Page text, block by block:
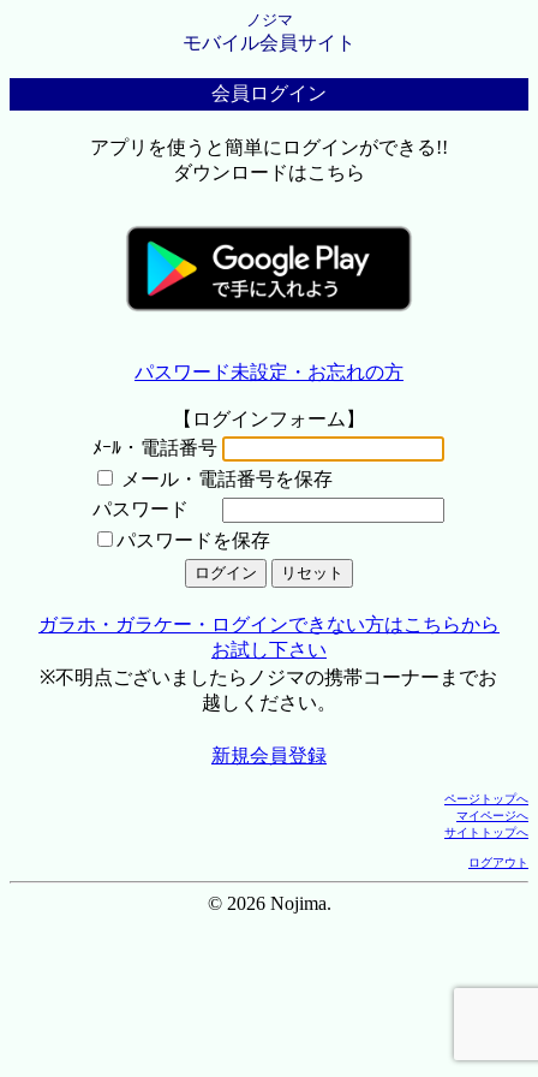
ノジマ
モバイル会員サイト
会員ログイン
アプリを使うと簡単にログインができる!!
ダウンロードはこちら
パスワード未設定・お忘れの方
【ログインフォーム】
ﾒｰﾙ・電話番号
メール・電話番号を保存
パスワード
パスワードを保存
ガラホ・ガラケー・ログインできない方はこちらから
お試し下さい
※不明点ございましたらノジマの携帯コーナーまでお
越しください。
新規会員登録
ページトップへ
マイページへ
サイトトップへ
ログアウト
© 2026 Nojima.